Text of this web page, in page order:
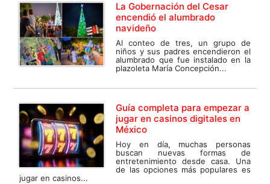
La Gobernación del Cesar
encendió el alumbrado
navideño
Al conteo de tres, un grupo de
niños y sus padres encendieron el
alumbrado que fue instalado en la
plazoleta María Concepción...
Guía completa para empezar a
jugar en casinos digitales en
México
Hoy en día, muchas personas
buscan nuevas formas de
entretenimiento desde casa. Una
de las opciones más populares es
jugar en casinos...